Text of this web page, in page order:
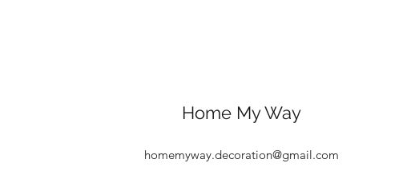
Home My Way
homemyway.decoration@gmail.com